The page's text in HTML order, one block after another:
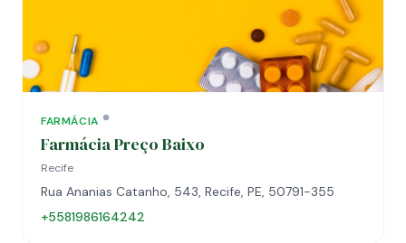
FARMÁCIA
Farmácia Preço Baixo
Recife
Rua Ananias Catanho, 543, Recife, PE, 50791-355
+5581986164242